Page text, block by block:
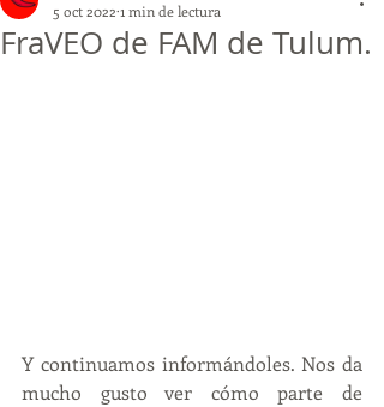
FraVEO de FAM de Tulum.
5 oct 2022 1 min de lectura
Y continuamos informándoles. Nos da
mucho gusto ver cómo parte de